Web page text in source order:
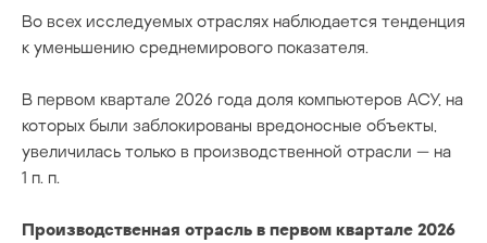
Во всех исследуемых отраслях наблюдается тенденция
к уменьшению среднемирового показателя.
В первом квартале 2026 года доля компьютеров АСУ, на
которых были заблокированы вредоносные объекты,
увеличилась только в производственной отрасли — на
1 п. п.
Производственная отрасль в первом квартале 2026